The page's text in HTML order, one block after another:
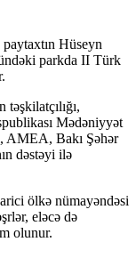
Hüseyn
parkda II Türk
Mədəniyyət
Bakı Şəhər
dəstəyi ilə
ölkə nümayəndəsi
eləcə də
olunur.